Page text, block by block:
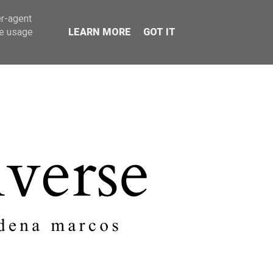
SOBRE MI
agent
usage
LEARN MORE GOT IT